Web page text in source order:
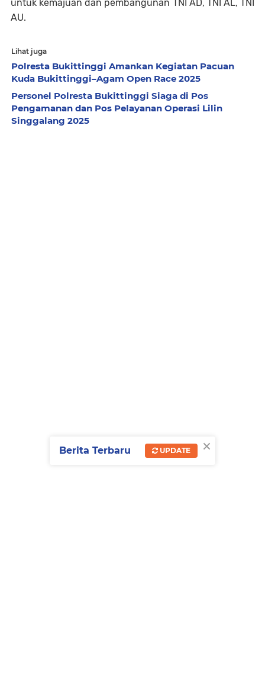
untuk kemajuan dan pembangunan TNI AD, TNI AL, TNI
AU.
Lihat juga
Polresta Bukittinggi Amankan Kegiatan Pacuan
Kuda Bukittinggi–Agam Open Race 2025
Personel Polresta Bukittinggi Siaga di Pos
Pengamanan dan Pos Pelayanan Operasi Lilin
Singgalang 2025
×
Berita Terbaru UPDATE